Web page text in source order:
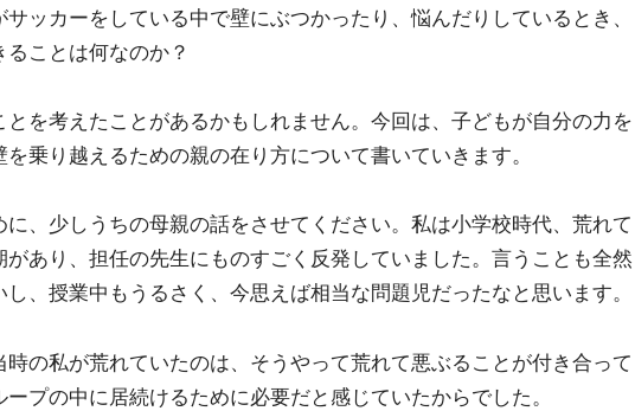
サッカーをしている中で壁にぶつかったり、悩んだりしているとき、
ることは何なのか？
とを考えたことがあるかもしれません。今回は、子どもが自分の力を
を乗り越えるための親の在り方について書いていきます。
に、少しうちの母親の話をさせてください。私は小学校時代、荒れて
があり、担任の先生にものすごく反発していました。言うことも全然
し、授業中もうるさく、今思えば相当な問題児だったなと思います。
時の私が荒れていたのは、そうやって荒れて悪ぶることが付き合って
ープの中に居続けるために必要だと感じていたからでした。